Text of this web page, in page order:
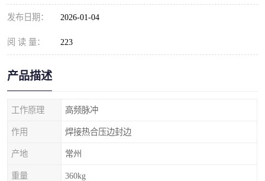
发布日期： 2026-01-04
阅 读 量： 223
产品描述
工作原理 高频脉冲
作用 焊接热合压边封边
产地 常州
重量 360kg